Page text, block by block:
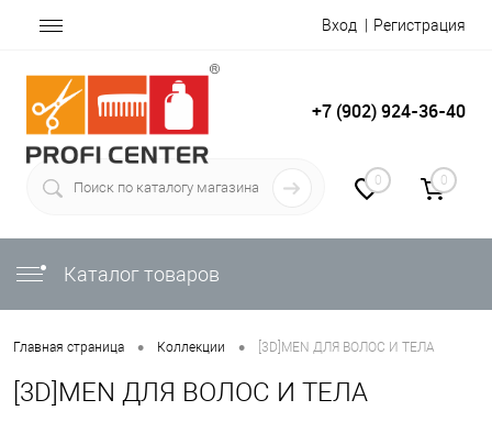
Вход Регистрация
+7 (902) 924-36-40
0 0
Каталог товаров
Главная страница • Коллекции • [3D]MEN ДЛЯ ВОЛОС И ТЕЛА
[3D]MEN ДЛЯ ВОЛОС И ТЕЛА